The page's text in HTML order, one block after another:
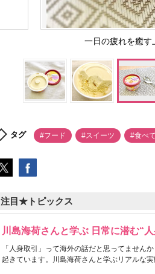
一日の疲れを癒
タグ #フード #スイーツ #食べ
注目★トピックス
川島海荷さんと学ぶ 日常に潜む“
「人身取引」って海外の話だと思ってません
起きています。川島海荷さんと学ぶリアルな